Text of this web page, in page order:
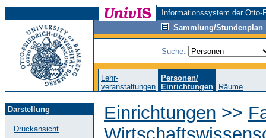
Informationssystem der
Sammlung/Stundenplan
Suche:
Lehr-
veranstaltungen
Personen/
Einrichtungen
Räume
Darstellung
Druckansicht
Einrichtungen >>